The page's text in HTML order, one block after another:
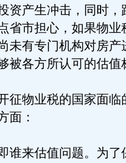
资产生冲击，同时，
省市担心，如果物业
未有专门机构对房产
被各方所认可的估值
物业税的国家面临
面：
来估值问题。为了